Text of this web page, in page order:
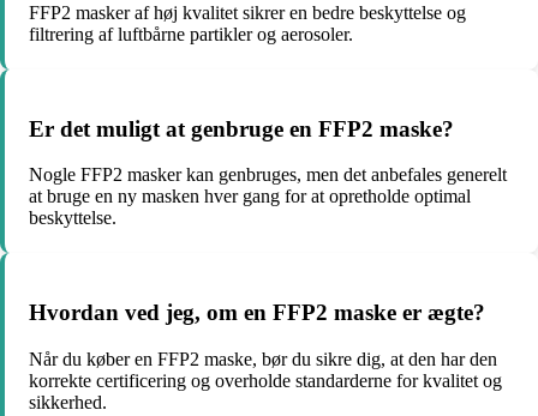
FFP2 masker af høj kvalitet sikrer en bedre beskyttelse og
filtrering af luftbårne partikler og aerosoler.
Er det muligt at genbruge en FFP2 maske?
Nogle FFP2 masker kan genbruges, men det anbefales generelt
at bruge en ny masken hver gang for at opretholde optimal
beskyttelse.
Hvordan ved jeg, om en FFP2 maske er ægte?
Når du køber en FFP2 maske, bør du sikre dig, at den har den
korrekte certificering og overholde standarderne for kvalitet og
sikkerhed.